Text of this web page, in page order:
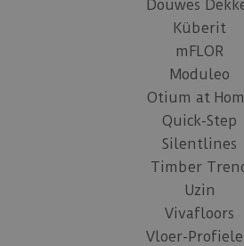
Douwes
Küberit
mFLOR
Moduleo
Otium at
Quick-Step
Silentlines
Timber
Uzin
Vivafloors
Vloer-